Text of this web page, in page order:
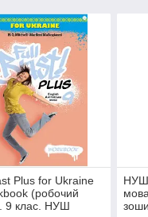
Plus for Ukraine
(робочий
9 клас. НУШ
НУШ